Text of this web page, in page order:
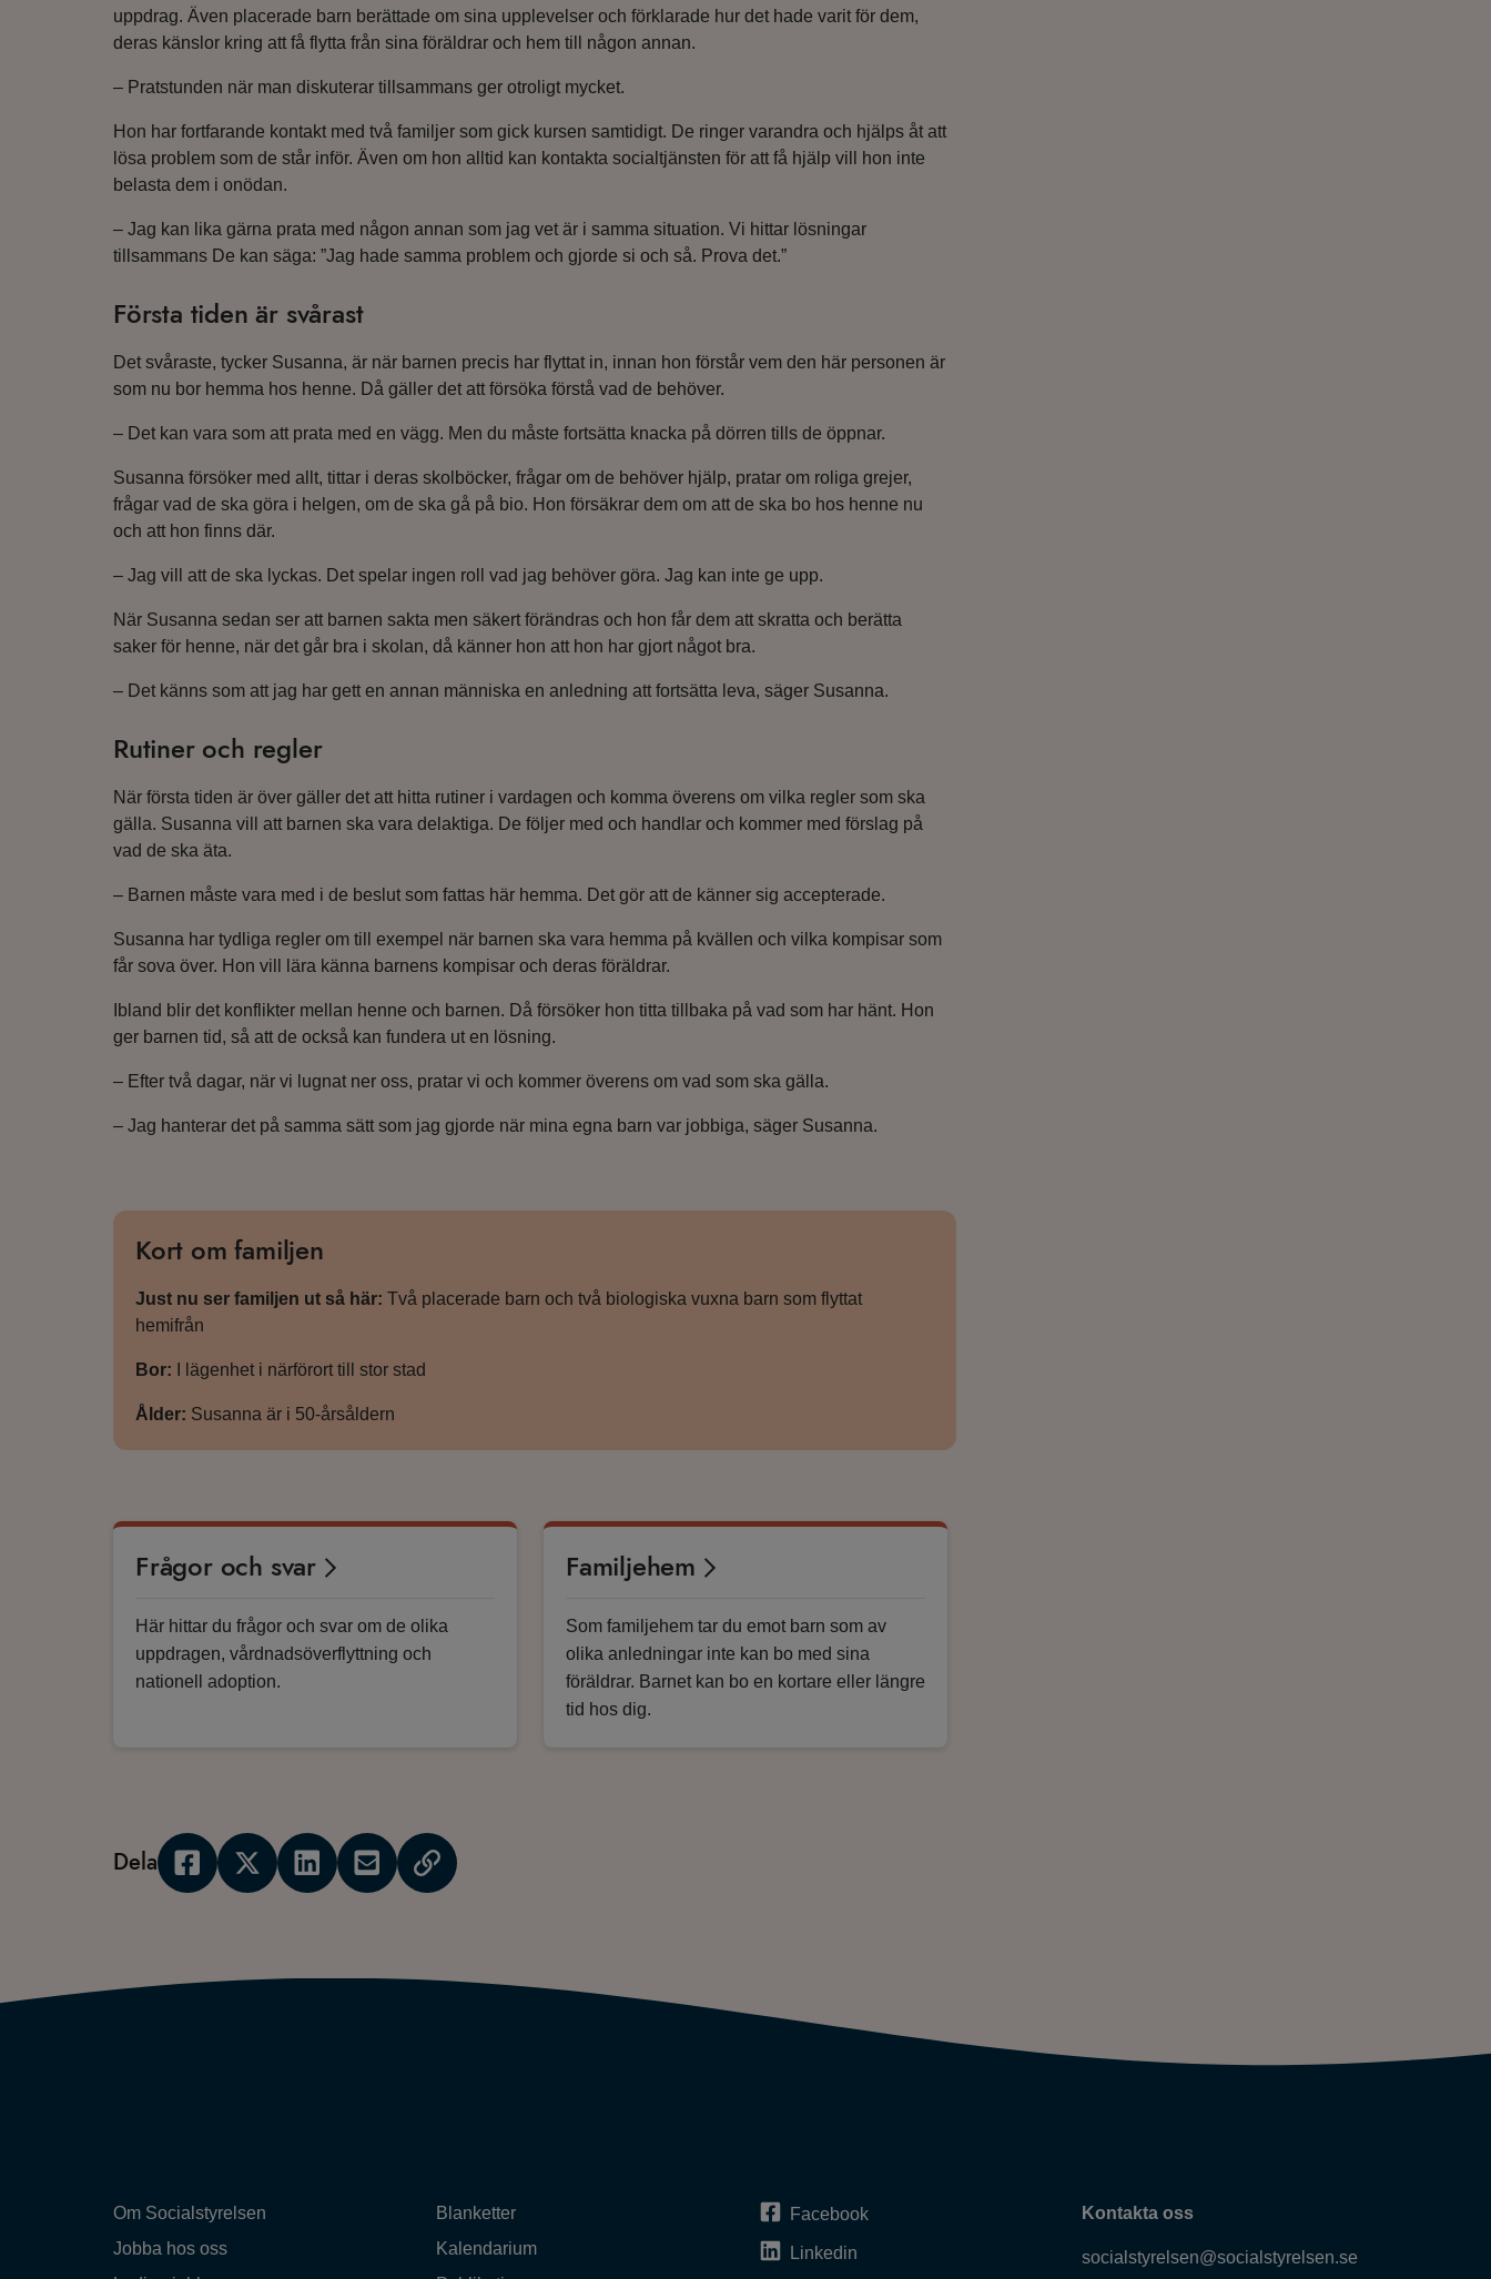
uppdrag. Även placerade barn berättade om sina upplevelser och förklarade hur det hade varit för dem,
deras känslor kring att få flytta från sina föräldrar och hem till någon annan.
– Pratstunden när man diskuterar tillsammans ger otroligt mycket.
Hon har fortfarande kontakt med två familjer som gick kursen samtidigt. De ringer varandra och hjälps åt att
lösa problem som de står inför. Även om hon alltid kan kontakta socialtjänsten för att få hjälp vill hon inte
belasta dem i onödan.
– Jag kan lika gärna prata med någon annan som jag vet är i samma situation. Vi hittar lösningar
tillsammans De kan säga: ”Jag hade samma problem och gjorde si och så. Prova det.”
Första tiden är svårast
Det svåraste, tycker Susanna, är när barnen precis har flyttat in, innan hon förstår vem den här personen är
som nu bor hemma hos henne. Då gäller det att försöka förstå vad de behöver.
– Det kan vara som att prata med en vägg. Men du måste fortsätta knacka på dörren tills de öppnar.
Susanna försöker med allt, tittar i deras skolböcker, frågar om de behöver hjälp, pratar om roliga grejer,
frågar vad de ska göra i helgen, om de ska gå på bio. Hon försäkrar dem om att de ska bo hos henne nu
och att hon finns där.
– Jag vill att de ska lyckas. Det spelar ingen roll vad jag behöver göra. Jag kan inte ge upp.
När Susanna sedan ser att barnen sakta men säkert förändras och hon får dem att skratta och berätta
saker för henne, när det går bra i skolan, då känner hon att hon har gjort något bra.
– Det känns som att jag har gett en annan människa en anledning att fortsätta leva, säger Susanna.
Rutiner och regler
När första tiden är över gäller det att hitta rutiner i vardagen och komma överens om vilka regler som ska
gälla. Susanna vill att barnen ska vara delaktiga. De följer med och handlar och kommer med förslag på
vad de ska äta.
– Barnen måste vara med i de beslut som fattas här hemma. Det gör att de känner sig accepterade.
Susanna har tydliga regler om till exempel när barnen ska vara hemma på kvällen och vilka kompisar som
får sova över. Hon vill lära känna barnens kompisar och deras föräldrar.
Ibland blir det konflikter mellan henne och barnen. Då försöker hon titta tillbaka på vad som har hänt. Hon
ger barnen tid, så att de också kan fundera ut en lösning.
– Efter två dagar, när vi lugnat ner oss, pratar vi och kommer överens om vad som ska gälla.
– Jag hanterar det på samma sätt som jag gjorde när mina egna barn var jobbiga, säger Susanna.
Kort om familjen
Just nu ser familjen ut så här: Två placerade barn och två biologiska vuxna barn som flyttat
hemifrån
Bor: I lägenhet i närförort till stor stad
Ålder: Susanna är i 50-årsåldern
Frågor och svar
Här hittar du frågor och svar om de olika
uppdragen, vårdnadsöverflyttning och
nationell adoption.
Familjehem
Som familjehem tar du emot barn som av
olika anledningar inte kan bo med sina
föräldrar. Barnet kan bo en kortare eller längre
tid hos dig.
Dela
Om Socialstyrelsen
Jobba hos oss
Blanketter
Kalendarium
Facebook
Linkedin
Kontakta oss
socialstyrelsen@socialstyrelsen.se